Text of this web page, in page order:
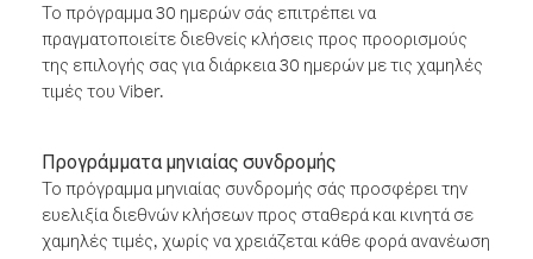
Το πρόγραμμα 30 ημερών σάς επιτρέπει να
πραγματοποιείτε διεθνείς κλήσεις προς προορισμούς
της επιλογής σας για διάρκεια 30 ημερών με τις χαμηλές
τιμές του Viber.
Προγράμματα μηνιαίας συνδρομής
Το πρόγραμμα μηνιαίας συνδρομής σάς προσφέρει την
ευελιξία διεθνών κλήσεων προς σταθερά και κινητά σε
χαμηλές τιμές, χωρίς να χρειάζεται κάθε φορά ανανέωση